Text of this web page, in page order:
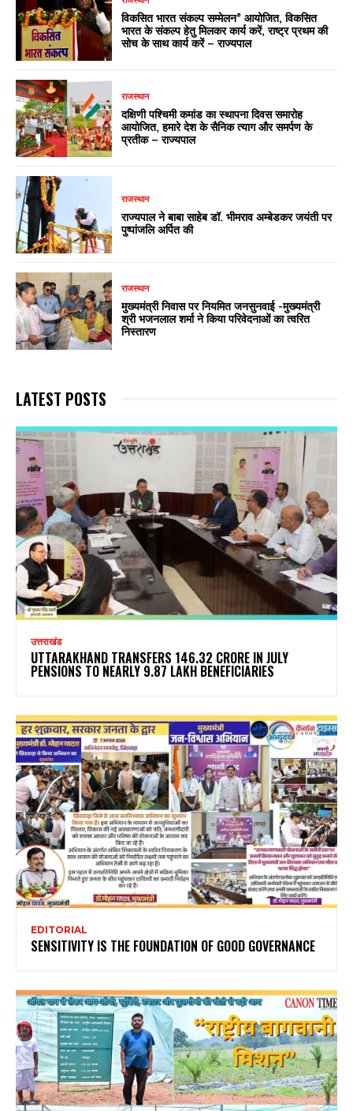
विकसित भारत संकल्प सम्मेलन” आयोजित, विकसित
भारत के संकल्प हेतु मिलकर कार्य करें, राष्ट्र प्रथम की
सोच के साथ कार्य करें – राज्यपाल
राजस्थान
दक्षिणी पश्चिमी कमांड का स्थापना दिवस समारोह
आयोजित, हमारे देश के सैनिक त्याग और समर्पण के
प्रतीक – राज्यपाल
राजस्थान
राज्यपाल ने बाबा साहेब डॉ. भीमराव अम्बेडकर जयंती पर
पुष्पांजलि अर्पित की
राजस्थान
मुख्यमंत्री निवास पर नियमित जनसुनवाई -मुख्यमंत्री
श्री भजनलाल शर्मा ने किया परिवेदनाओं का त्वरित
निस्तारण
LATEST POSTS
उत्तराखंड
UTTARAKHAND TRANSFERS ₹146.32 CRORE IN JULY
PENSIONS TO NEARLY 9.87 LAKH BENEFICIARIES
EDITORIAL
SENSITIVITY IS THE FOUNDATION OF GOOD GOVERNANCE